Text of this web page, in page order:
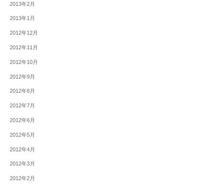
2013年2月
2013年1月
2012年12月
2012年11月
2012年10月
2012年9月
2012年8月
2012年7月
2012年6月
2012年5月
2012年4月
2012年3月
2012年2月